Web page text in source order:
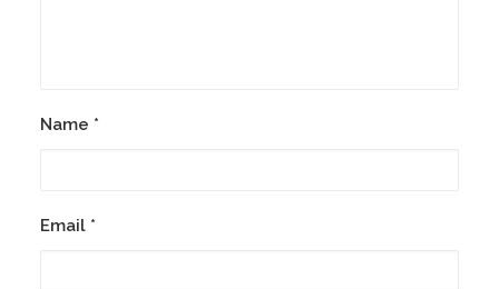
Name *
Email *